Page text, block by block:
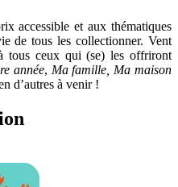
accessible et aux thématiques
de tous les collectionner. Vent
tous ceux qui (se) les offriront
année, Ma famille, Ma maison
d’autres à venir !